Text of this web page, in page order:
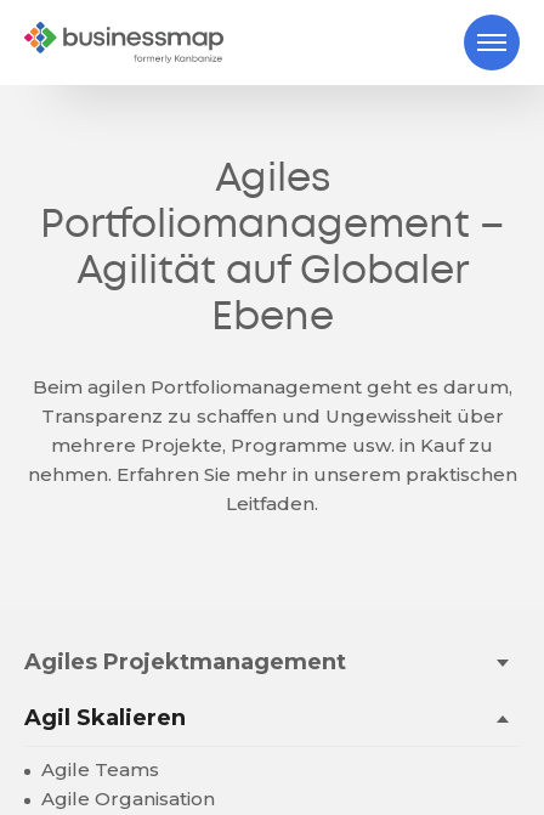
Agiles
Portfoliomanagement –
Agilität auf Globaler
Ebene
Beim agilen Portfoliomanagement geht es darum,
Transparenz zu schaffen und Ungewissheit über
mehrere Projekte, Programme usw. in Kauf zu
nehmen. Erfahren Sie mehr in unserem praktischen
Leitfaden.
Agiles Projektmanagement
Agil Skalieren
Agile Teams
Agile Organisation